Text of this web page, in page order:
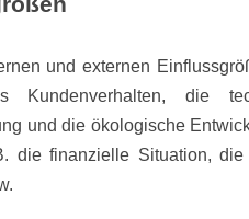
und externen
die
und die ökologische
die finanzielle Situation, die